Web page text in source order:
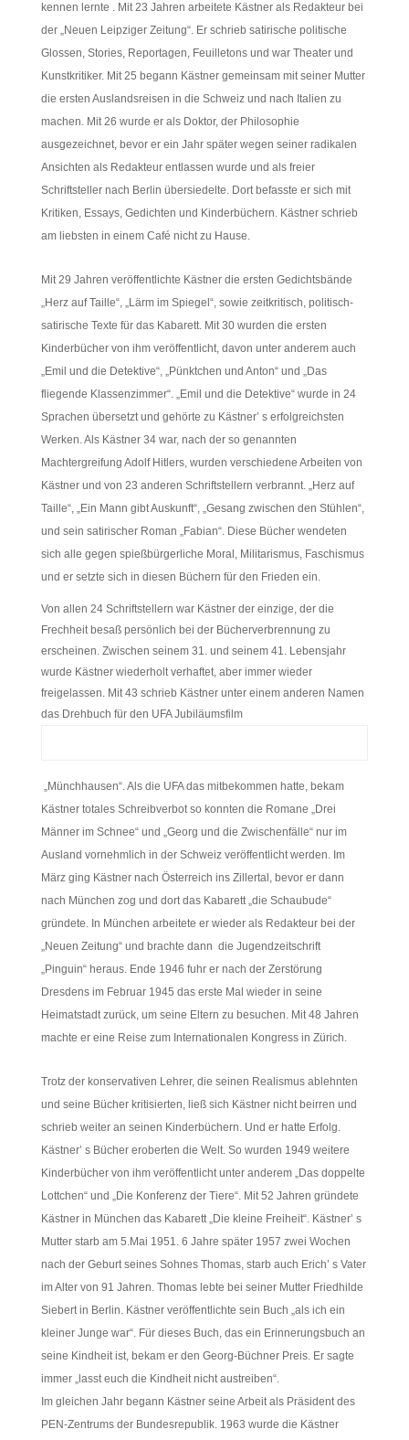
kennen lernte . Mit 23 Jahren arbeitete Kästner als Redakteur bei
der „Neuen Leipziger Zeitung“. Er schrieb satirische politische
Glossen, Stories, Reportagen, Feuilletons und war Theater und
Kunstkritiker. Mit 25 begann Kästner gemeinsam mit seiner Mutter
die ersten Auslandsreisen in die Schweiz und nach Italien zu
machen. Mit 26 wurde er als Doktor, der Philosophie
ausgezeichnet, bevor er ein Jahr später wegen seiner radikalen
Ansichten als Redakteur entlassen wurde und als freier
Schriftsteller nach Berlin übersiedelte. Dort befasste er sich mit
Kritiken, Essays, Gedichten und Kinderbüchern. Kästner schrieb
am liebsten in einem Café nicht zu Hause.
Mit 29 Jahren veröffentlichte Kästner die ersten Gedichtsbände
„Herz auf Taille“, „Lärm im Spiegel“, sowie zeitkritisch, politisch-
satirische Texte für das Kabarett. Mit 30 wurden die ersten
Kinderbücher von ihm veröffentlicht, davon unter anderem auch
„Emil und die Detektive“, „Pünktchen und Anton“ und „Das
fliegende Klassenzimmer“. „Emil und die Detektive“ wurde in 24
Sprachen übersetzt und gehörte zu Kästner’ s erfolgreichsten
Werken. Als Kästner 34 war, nach der so genannten
Machtergreifung Adolf Hitlers, wurden verschiedene Arbeiten von
Kästner und von 23 anderen Schriftstellern verbrannt. „Herz auf
Taille“, „Ein Mann gibt Auskunft“, „Gesang zwischen den Stühlen“,
und sein satirischer Roman „Fabian“. Diese Bücher wendeten
sich alle gegen spießbürgerliche Moral, Militarismus, Faschismus
und er setzte sich in diesen Büchern für den Frieden ein.
Von allen 24 Schriftstellern war Kästner der einzige, der die
Frechheit besaß persönlich bei der Bücherverbrennung zu
erscheinen. Zwischen seinem 31. und seinem 41. Lebensjahr
wurde Kästner wiederholt verhaftet, aber immer wieder
freigelassen. Mit 43 schrieb Kästner unter einem anderen Namen
das Drehbuch für den UFA Jubiläumsfilm
„Münchhausen“. Als die UFA das mitbekommen hatte, bekam
Kästner totales Schreibverbot so konnten die Romane „Drei
Männer im Schnee“ und „Georg und die Zwischenfälle“ nur im
Ausland vornehmlich in der Schweiz veröffentlicht werden. Im
März ging Kästner nach Österreich ins Zillertal, bevor er dann
nach München zog und dort das Kabarett „die Schaubude“
gründete. In München arbeitete er wieder als Redakteur bei der
„Neuen Zeitung“ und brachte dann die Jugendzeitschrift
„Pinguin“ heraus. Ende 1946 fuhr er nach der Zerstörung
Dresdens im Februar 1945 das erste Mal wieder in seine
Heimatstadt zurück, um seine Eltern zu besuchen. Mit 48 Jahren
machte er eine Reise zum Internationalen Kongress in Zürich.
Trotz der konservativen Lehrer, die seinen Realismus ablehnten
und seine Bücher kritisierten, ließ sich Kästner nicht beirren und
schrieb weiter an seinen Kinderbüchern. Und er hatte Erfolg.
Kästner’ s Bücher eroberten die Welt. So wurden 1949 weitere
Kinderbücher von ihm veröffentlicht unter anderem „Das doppelte
Lottchen“ und „Die Konferenz der Tiere“. Mit 52 Jahren gründete
Kästner in München das Kabarett „Die kleine Freiheit“. Kästner’ s
Mutter starb am 5.Mai 1951. 6 Jahre später 1957 zwei Wochen
nach der Geburt seines Sohnes Thomas, starb auch Erich’ s Vater
im Alter von 91 Jahren. Thomas lebte bei seiner Mutter Friedhilde
Siebert in Berlin. Kästner veröffentlichte sein Buch „als ich ein
kleiner Junge war“. Für dieses Buch, das ein Erinnerungsbuch an
seine Kindheit ist, bekam er den Georg-Büchner Preis. Er sagte
immer „lasst euch die Kindheit nicht austreiben“.
Im gleichen Jahr begann Kästner seine Arbeit als Präsident des
PEN-Zentrums der Bundesrepublik. 1963 wurde die Kästner